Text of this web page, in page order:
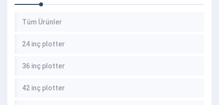
Tüm Ürünler
24 inç plotter
36 inç plotter
42 inç plotter